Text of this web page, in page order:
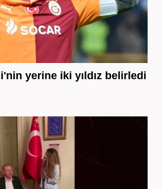
yerine iki yıldız belirledi